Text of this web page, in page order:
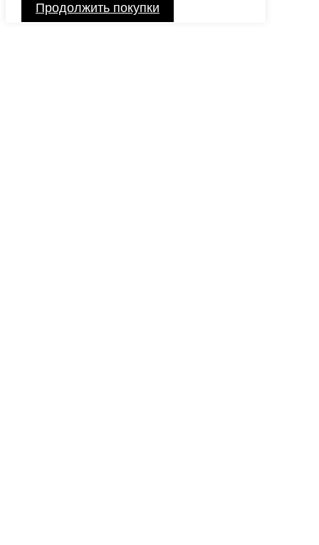
Продолжить покупки